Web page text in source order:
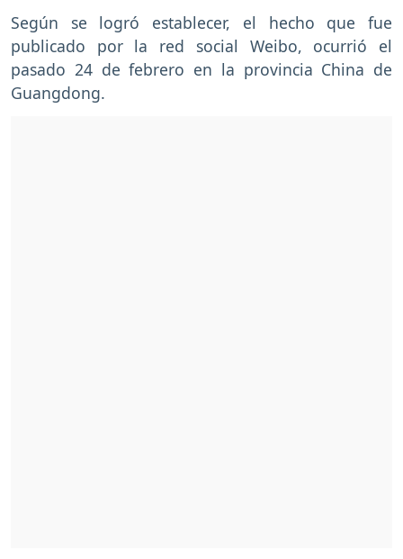
Según se logró establecer, el hecho que fue
publicado por la red social Weibo, ocurrió el
pasado 24 de febrero en la provincia China de
Guangdong.